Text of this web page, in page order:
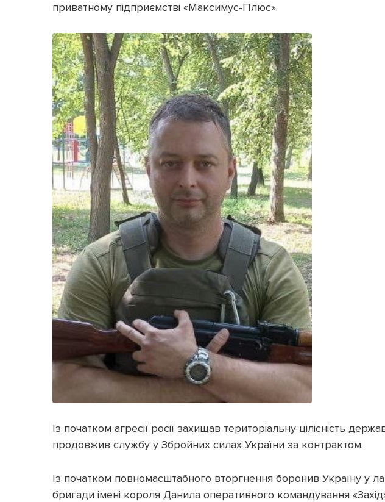
приватному підприємстві «Максимус-Плюс».
Із початком агресії росії захищав територіальну цілісність
продовжив службу у Збройних силах України за контрактом.
Із початком повномасштабного вторгнення боронив Україну у
бригади імені короля Данила оперативного командування